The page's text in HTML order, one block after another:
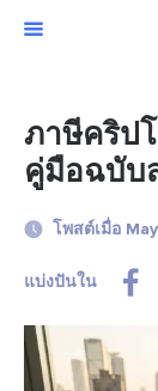
ภาษีคริป
คู่มือฉบับ
โพสต์เมื่อ
แบ่งปันใน